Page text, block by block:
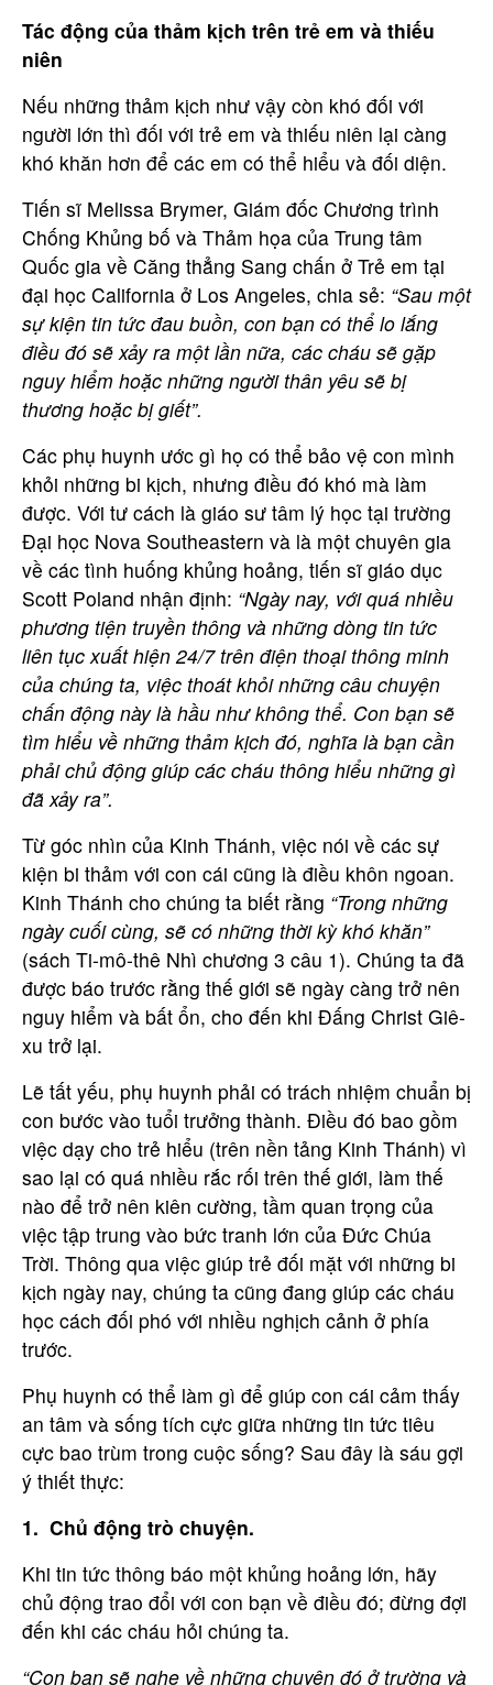
Tác động của thảm kịch trên trẻ em và thiếu
niên
Nếu những thảm kịch như vậy còn khó đối với
người lớn thì đối với trẻ em và thiếu niên lại càng
khó khăn hơn để các em có thể hiểu và đối diện.
Tiến sĩ Melissa Brymer, Giám đốc Chương trình
Chống Khủng bố và Thảm họa của Trung tâm
Quốc gia về Căng thẳng Sang chấn ở Trẻ em tại
đại học California ở Los Angeles, chia sẻ: “Sau một
sự kiện tin tức đau buồn, con bạn có thể lo lắng
điều đó sẽ xảy ra một lần nữa, các cháu sẽ gặp
nguy hiểm hoặc những người thân yêu sẽ bị
thương hoặc bị giết”.
Các phụ huynh ước gì họ có thể bảo vệ con mình
khỏi những bi kịch, nhưng điều đó khó mà làm
được. Với tư cách là giáo sư tâm lý học tại trường
Đại học Nova Southeastern và là một chuyên gia
về các tình huống khủng hoảng, tiến sĩ giáo dục
Scott Poland nhận định: “Ngày nay, với quá nhiều
phương tiện truyền thông và những dòng tin tức
liên tục xuất hiện 24/7 trên điện thoại thông minh
của chúng ta, việc thoát khỏi những câu chuyện
chấn động này là hầu như không thể. Con bạn sẽ
tìm hiểu về những thảm kịch đó, nghĩa là bạn cần
phải chủ động giúp các cháu thông hiểu những gì
đã xảy ra”.
Từ góc nhìn của Kinh Thánh, việc nói về các sự
kiện bi thảm với con cái cũng là điều khôn ngoan.
Kinh Thánh cho chúng ta biết rằng “Trong những
ngày cuối cùng, sẽ có những thời kỳ khó khăn”
(sách Ti-mô-thê Nhì chương 3 câu 1). Chúng ta đã
được báo trước rằng thế giới sẽ ngày càng trở nên
nguy hiểm và bất ổn, cho đến khi Đấng Christ Giê-
xu trở lại.
Lẽ tất yếu, phụ huynh phải có trách nhiệm chuẩn bị
con bước vào tuổi trưởng thành. Điều đó bao gồm
việc dạy cho trẻ hiểu (trên nền tảng Kinh Thánh) vì
sao lại có quá nhiều rắc rối trên thế giới, làm thế
nào để trở nên kiên cường, tầm quan trọng của
việc tập trung vào bức tranh lớn của Đức Chúa
Trời. Thông qua việc giúp trẻ đối mặt với những bi
kịch ngày nay, chúng ta cũng đang giúp các cháu
học cách đối phó với nhiều nghịch cảnh ở phía
trước.
Phụ huynh có thể làm gì để giúp con cái cảm thấy
an tâm và sống tích cực giữa những tin tức tiêu
cực bao trùm trong cuộc sống? Sau đây là sáu gợi
ý thiết thực:
1. Chủ động trò chuyện.
Khi tin tức thông báo một khủng hoảng lớn, hãy
chủ động trao đổi với con bạn về điều đó; đừng đợi
đến khi các cháu hỏi chúng ta.
“Con bạn sẽ nghe về những chuyện đó ở trường và